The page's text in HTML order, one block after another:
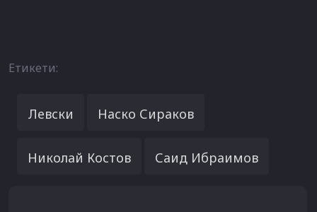
Етикети:
Левски Наско Сираков
Николай Костов Саид Ибраимов